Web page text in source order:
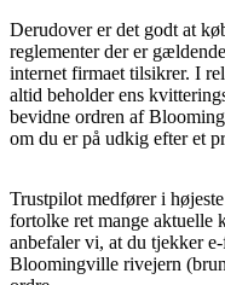
Derudover er det godt at
reglementer der er
internet firmaet tilsikrer. I
altid beholder ens
bevidne ordren af
om du er på udkig efter et
Trustpilot medfører i
fortolke ret mange aktuelle
anbefaler vi, at du tjekker
Bloomingville rivejern